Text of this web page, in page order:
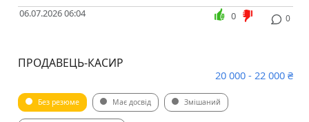
06.07.2026 06:04 0
0
ПРОДАВЕЦЬ-КАСИР
20 000 - 22 000 ₴
Без резюме Має досвід Змішаний